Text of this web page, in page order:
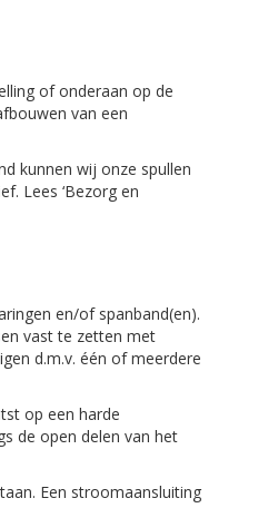
of onderaan op de
van een
kunnen wij onze spullen
Lees ‘Bezorg en
en/of spanband(en).
vast te zetten met
d.m.v. één of meerdere
op een harde
de open delen van het
Een stroomaansluiting